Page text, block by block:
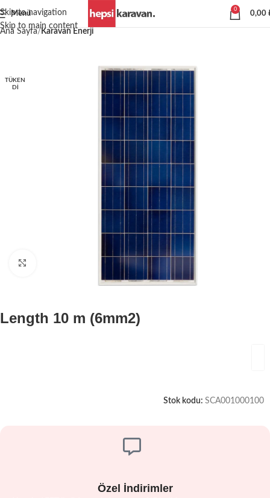
Skip to navigation
Skip to main content
Menü
0
0,00
Ana Sayfa Karavan Enerji
TÜKEN
DI
Büyütmek için tıklayın
Length 10 m (6mm2)
Stok kodu: SCA001000100
Özel İndirimler